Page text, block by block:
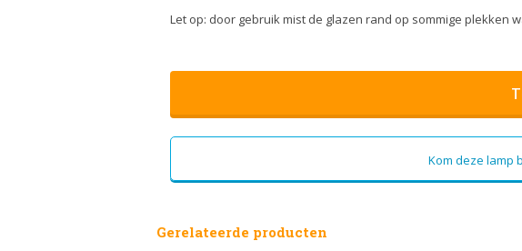
Let op: door gebruik mist de glazen rand op sommige plekken
Kom deze lamp
Gerelateerde producten